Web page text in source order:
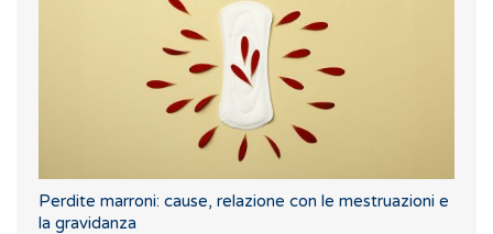
Perdite marroni: cause, relazione con le mestruazioni e
la gravidanza